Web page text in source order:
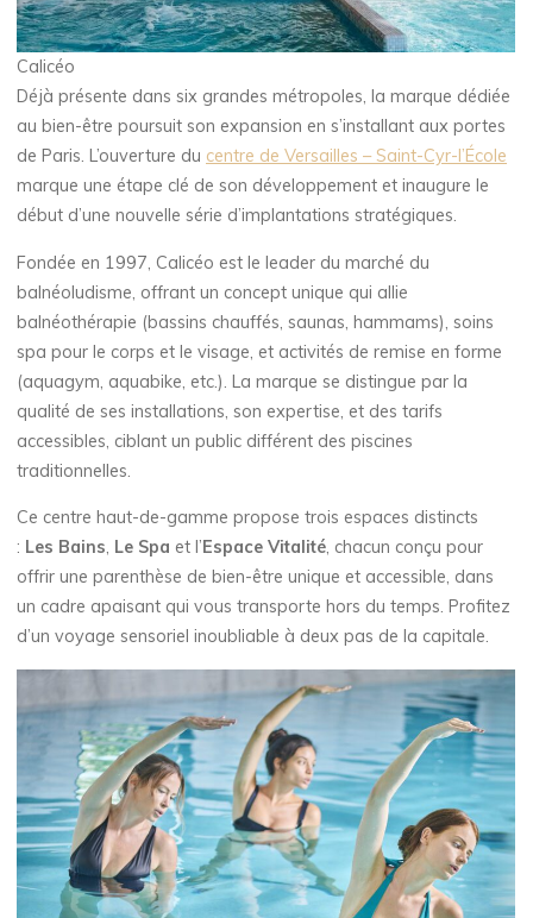
Calicéo
Déjà présente dans six grandes métropoles, la marque dédiée
au bien-être poursuit son expansion en s’installant aux portes
de Paris. L’ouverture du centre de Versailles – Saint-Cyr-l’École
marque une étape clé de son développement et inaugure le
début d’une nouvelle série d’implantations stratégiques.
Fondée en 1997, Calicéo est le leader du marché du
balnéoludisme, offrant un concept unique qui allie
balnéothérapie (bassins chauffés, saunas, hammams), soins
spa pour le corps et le visage, et activités de remise en forme
(aquagym, aquabike, etc.). La marque se distingue par la
qualité de ses installations, son expertise, et des tarifs
accessibles, ciblant un public différent des piscines
traditionnelles.
Ce centre haut-de-gamme propose trois espaces distincts
: Les Bains, Le Spa et l’Espace Vitalité, chacun conçu pour
offrir une parenthèse de bien-être unique et accessible, dans
un cadre apaisant qui vous transporte hors du temps. Profitez
d’un voyage sensoriel inoubliable à deux pas de la capitale.